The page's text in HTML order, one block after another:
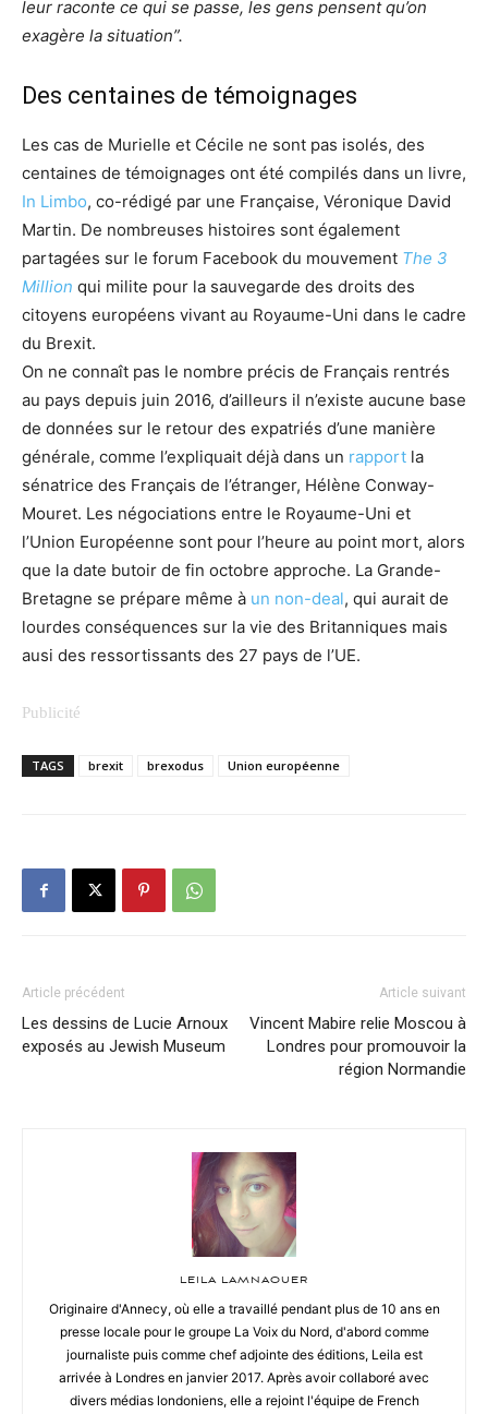
leur raconte ce qui se passe, les gens pensent qu’on
exagère la situation”.
Des centaines de témoignages
Les cas de Murielle et Cécile ne sont pas isolés, des
centaines de témoignages ont été compilés dans un livre,
In Limbo, co-rédigé par une Française, Véronique David
Martin. De nombreuses histoires sont également
partagées sur le forum Facebook du mouvement The 3
Million qui milite pour la sauvegarde des droits des
citoyens européens vivant au Royaume-Uni dans le cadre
du Brexit.
On ne connaît pas le nombre précis de Français rentrés
au pays depuis juin 2016, d’ailleurs il n’existe aucune base
de données sur le retour des expatriés d’une manière
générale, comme l’expliquait déjà dans un rapport la
sénatrice des Français de l’étranger, Hélène Conway-
Mouret. Les négociations entre le Royaume-Uni et
l’Union Européenne sont pour l’heure au point mort, alors
que la date butoir de fin octobre approche. La Grande-
Bretagne se prépare même à un non-deal, qui aurait de
lourdes conséquences sur la vie des Britanniques mais
ausi des ressortissants des 27 pays de l’UE.
TAGS brexit brexodus Union européenne
Article précédent
Les dessins de Lucie Arnoux
exposés au Jewish Museum
Article suivant
Vincent Mabire relie Moscou à
Londres pour promouvoir la
région Normandie
LEILA LAMNAOUER
Originaire d'Annecy, où elle a travaillé pendant plus de 10 ans en
presse locale pour le groupe La Voix du Nord, d'abord comme
journaliste puis comme chef adjointe des éditions, Leila est
arrivée à Londres en janvier 2017. Après avoir collaboré avec
divers médias londoniens, elle a rejoint l'équipe de French